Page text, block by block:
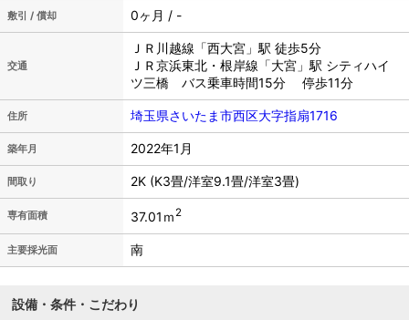
敷引 / 償却 0ヶ月 / -
交通
ＪＲ川越線「西大宮」駅 徒歩5分
ＪＲ京浜東北・根岸線「大宮」駅 シティハイ
ツ三橋 バス乗車時間15分 停歩11分
住所 埼玉県さいたま市西区大字指扇1716
築年月 2022年1月
間取り 2K (K3畳/洋室9.1畳/洋室3畳)
専有面積 37.01ｍ2
主要採光面 南
設備・条件・こだわり